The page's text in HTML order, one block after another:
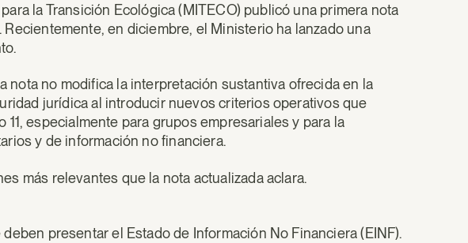
la Transición Ecológica (MITECO) publicó una primera nota
. Recientemente, en diciembre, el Ministerio ha lanzado una
nota no modifica la interpretación sustantiva ofrecida en la
jurídica al introducir nuevos criterios operativos que
especialmente para grupos empresariales y para la
y de información no financiera.
más relevantes que la nota actualizada aclara.
presentar el Estado de Información No Financiera (EINF).